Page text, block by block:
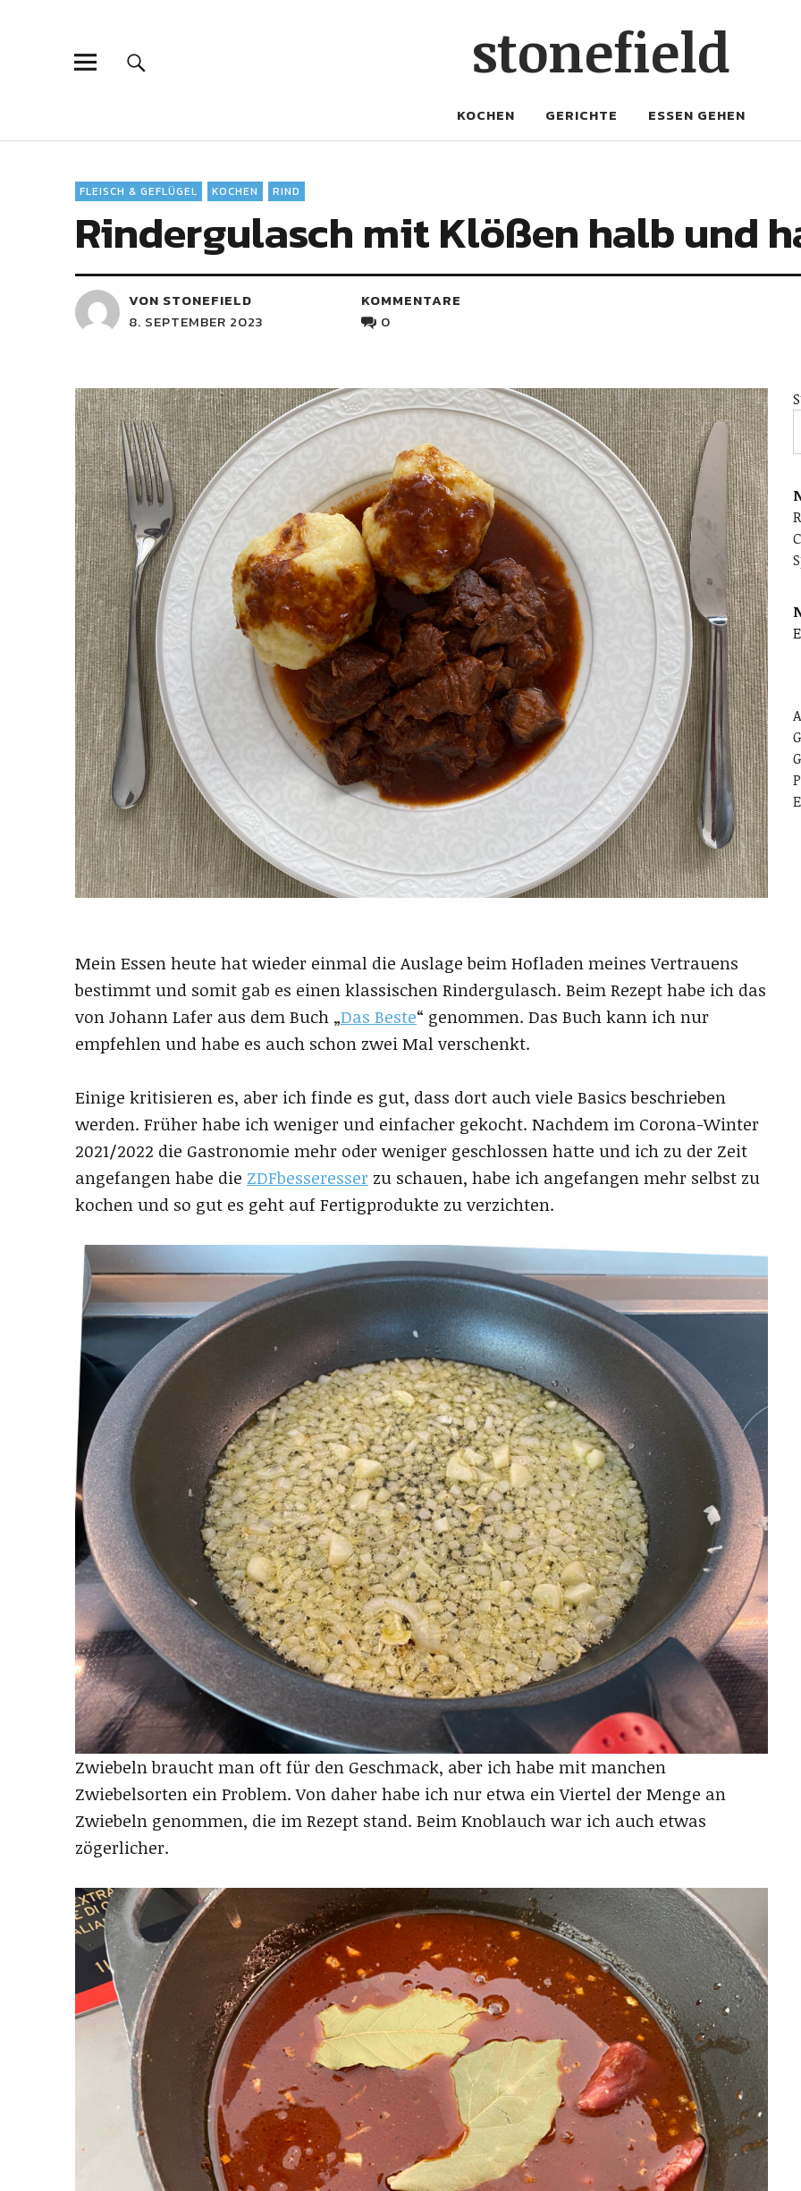
stonefield
KOCHEN GERICHTE ESSEN GEHEN
FLEISCH & GEFLÜGEL KOCHEN RIND
Rindergulasch mit Klößen halb und
VON STONEFIELD
8. SEPTEMBER 2023
KOMMENTARE
0
Mein Essen heute hat wieder einmal die Auslage beim Hofladen meines Vertrauens
bestimmt und somit gab es einen klassischen Rindergulasch. Beim Rezept habe ich das
von Johann Lafer aus dem Buch „Das Beste“ genommen. Das Buch kann ich nur
empfehlen und habe es auch schon zwei Mal verschenkt.
Einige kritisieren es, aber ich finde es gut, dass dort auch viele Basics beschrieben
werden. Früher habe ich weniger und einfacher gekocht. Nachdem im Corona-Winter
2021/2022 die Gastronomie mehr oder weniger geschlossen hatte und ich zu der Zeit
angefangen habe die ZDFbesseresser zu schauen, habe ich angefangen mehr selbst zu
kochen und so gut es geht auf Fertigprodukte zu verzichten.
Zwiebeln braucht man oft für den Geschmack, aber ich habe mit manchen
Zwiebelsorten ein Problem. Von daher habe ich nur etwa ein Viertel der Menge an
Zwiebeln genommen, die im Rezept stand. Beim Knoblauch war ich auch etwas
zögerlicher.